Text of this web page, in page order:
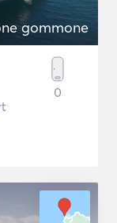
gommone
0